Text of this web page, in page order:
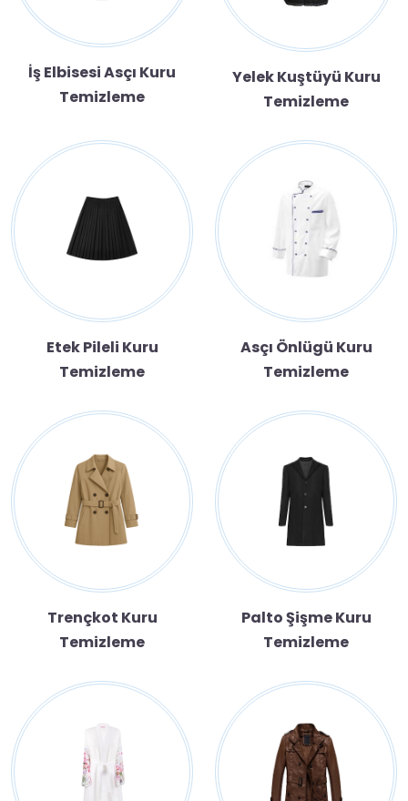
İş Elbisesi Asçı Kuru
Temizleme
Yelek Kuştüyü Kuru
Temizleme
Etek Pileli Kuru
Temizleme
Asçı Önlügü Kuru
Temizleme
Trençkot Kuru
Temizleme
Palto Şişme Kuru
Temizleme